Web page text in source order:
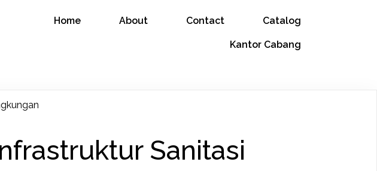
Home About Contact Catalog
Kantor Cabang
Sanitasi